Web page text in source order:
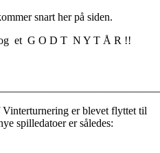
snart her på siden.
et G O D T N Y T Å R !!
er blevet flyttet til
spilledatoer er således: